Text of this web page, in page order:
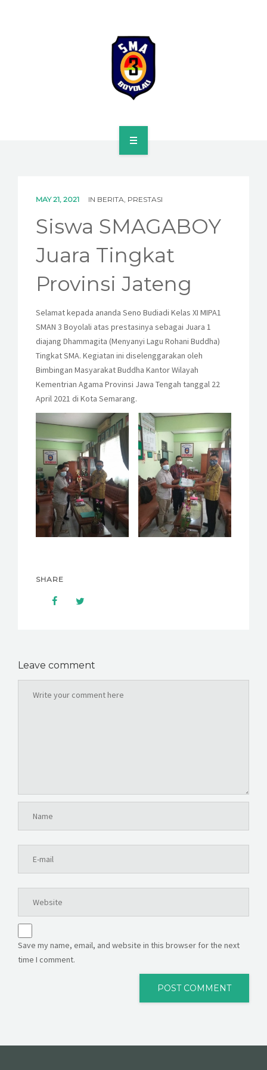
HUMAS
ALUMNI
MAY 21, 2021 IN BERITA PRESTASI
Siswa SMAGABOY
Juara Tingkat
Provinsi Jateng
Selamat kepada ananda Seno Budiadi Kelas XI MIPA1
SMAN 3 Boyolali atas prestasinya sebagai Juara 1
diajang Dhammagita (Menyanyi Lagu Rohani Buddha)
Tingkat SMA. Kegiatan ini diselenggarakan oleh
Bimbingan Masyarakat Buddha Kantor Wilayah
Kementrian Agama Provinsi Jawa Tengah tanggal 22
April 2021 di Kota Semarang.
SHARE
Leave comment
Save my name, email, and website in this browser for the next
time I comment.